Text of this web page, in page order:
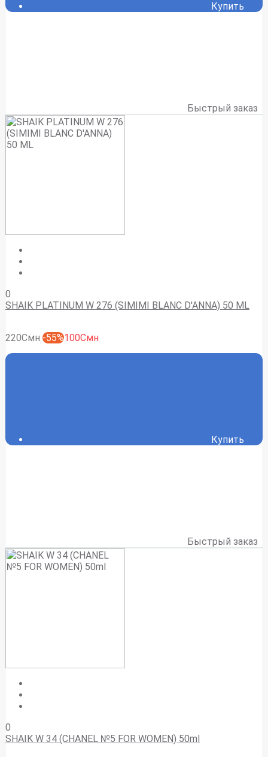
Купить
Быстрый заказ
0
SHAIK PLATINUM W 276 (SIMIMI BLANC D'ANNA) 50 ML
220Смн -55%100Смн
Купить
Быстрый заказ
0
SHAIK W 34 (CHANEL №5 FOR WOMEN) 50ml